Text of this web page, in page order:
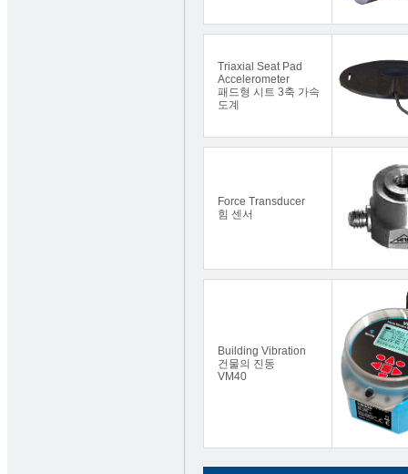
Triaxial Seat Pad
Accelerometer
패드형 시트 3축 가속
도계
Force Transducer
힘 센서
Building Vibration
건물의 진동
VM40